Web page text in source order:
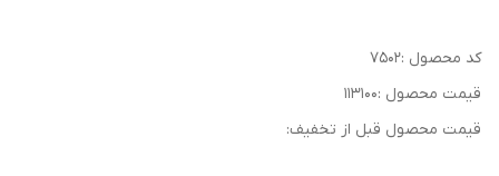
کد محصول :۷۵۰۲
قیمت محصول :۱۱۳۱۰۰
قیمت محصول قبل از تخفیف: